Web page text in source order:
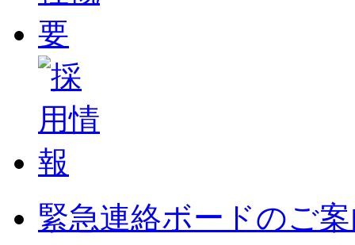
緊急連絡ボードのご